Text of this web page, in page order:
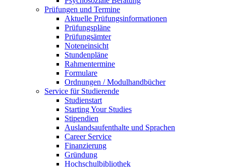
Prüfungen und Termine
Aktuelle Prüfungsinformationen
Prüfungspläne
Prüfungsämter
Noteneinsicht
Stundenpläne
Rahmentermine
Formulare
Ordnungen / Modulhandbücher
Service für Studierende
Studienstart
Starting Your Studies
Stipendien
Auslandsaufenthalte und Sprachen
Career Service
Finanzierung
Gründung
Hochschulbibliothek